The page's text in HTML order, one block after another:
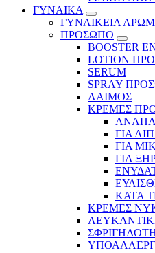
ΓΥΝΑΙΚΑ
ΓΥΝΑΙΚΕΙΑ
ΠΡΟΣΩΠΟ
BOOSTER
LOTION
SERUM
SPRAY
ΛΑΙΜΟΣ
ΚΡΕΜΕΣ
ΓΙΑ
ΓΙΑ
ΓΙΑ
ΚΑΤΑ
ΚΡΕΜΕΣ